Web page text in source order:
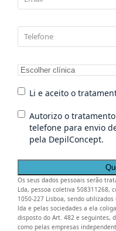
Telefone
Clínica
*
Li e aceito
tratamento
dos meus
dados.
*
Li e aceito o
Autorizo o
tratamento
de dados
e telefone
para envio de
ofertas e
promoções
realizadas
pela
Autorizo o
telefone para envio
pela DepilConcept.
Os seus dados pessoais serão
Lda, pessoa coletiva 508311268,
1050-227 Lisboa, sendo
lda e pelas sociedades a ela
disposto do Art. 482 e seguintes,
como pelas empresas